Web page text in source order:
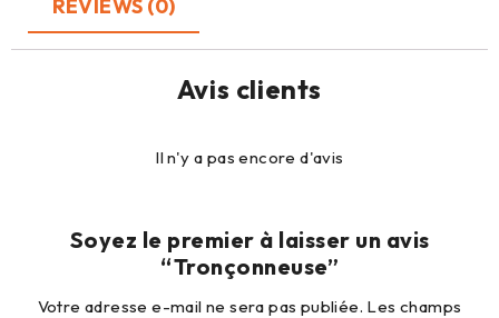
REVIEWS (0)
Avis clients
Il n'y a pas encore d'avis
Soyez le premier à laisser un avis
“Tronçonneuse”
Votre adresse e-mail ne sera pas publiée. Les champs